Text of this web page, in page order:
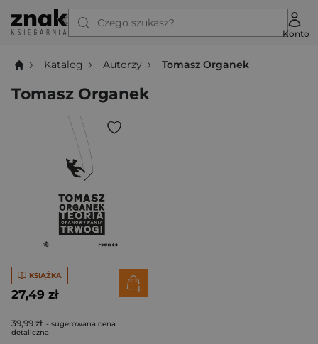
Czego szukasz?
Konto
Katalog Autorzy Tomasz Organek
Tomasz Organek
KSIĄŻKA
27,49 zł
39,99 zł - sugerowana cena
detaliczna